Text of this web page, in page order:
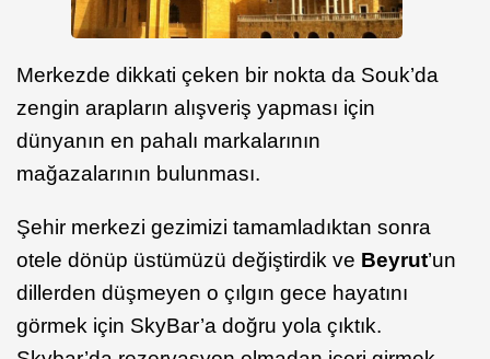
Merkezde dikkati çeken bir nokta da Souk’da
zengin arapların alışveriş yapması için
dünyanın en pahalı markalarının
mağazalarının bulunması.
Şehir merkezi gezimizi tamamladıktan sonra
otele dönüp üstümüzü değiştirdik ve Beyrut’un
dillerden düşmeyen o çılgın gece hayatını
görmek için SkyBar’a doğru yola çıktık.